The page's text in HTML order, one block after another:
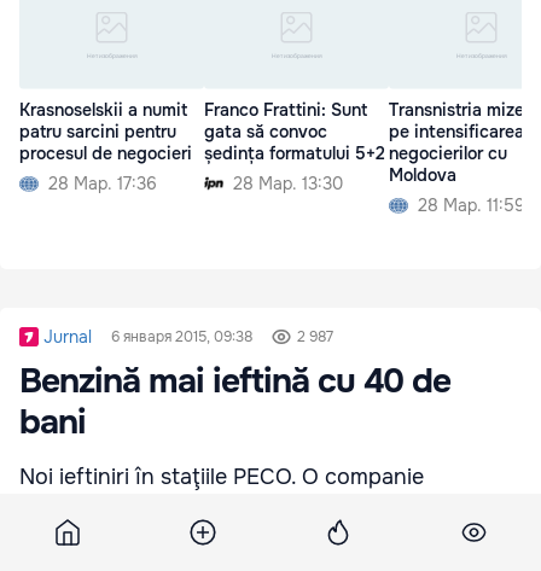
Krasnoselskii a numit
patru sarcini pentru
procesul de negocieri
28 Мар. 17:36
Franco Frattini: Sunt
gata să convoc
ședința formatului 5+2
28 Мар. 13:30
Transnistria
pe intensificarea
negocierilor cu
Moldova
28 Мар. 11:59
Jurnal 6 января 2015, 09:38 2 987
Benzină mai ieftină cu 40 de
bani
Noi ieftiniri în staţiile PECO. O companie
bani şi cel al motorinei cu 45 de bani.